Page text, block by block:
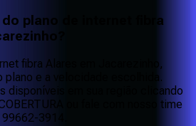
do plano de internet fibra
fibra Alares em Jacarezinho,
plano e a velocidade escolhida.
disponíveis em sua região clicando
ou fale com nosso time
3914.